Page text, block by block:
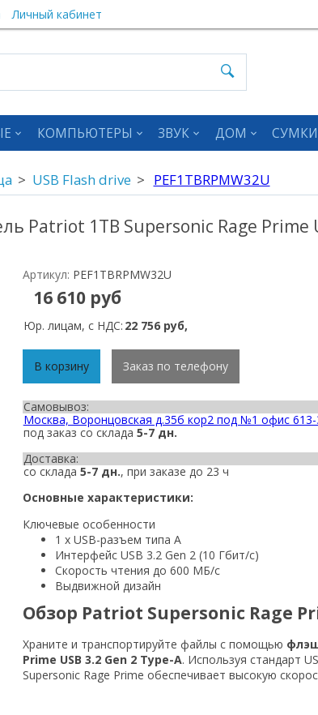
Личный кабинет
КОМПЬЮТЕРЫ ЗВУК ДОМ СУМКИ
USB Flash drive PEF1TBRPMW32U
Patriot 1TB Supersonic Rage Prime
Артикул: PEF1TBRPMW32U
16 610 руб
Юр. лицам, с НДС: 22 756 руб,
В корзину Заказ по телефону
Самовывоз:
Москва, Воронцовская д.35б кор2 под №1 офис 613-
под заказ со склада 5-7 дн.
Доставка:
со склада 5-7 дн., при заказе до 23 ч
Основные характеристики:
Ключевые особенности
1 x USB-разъем типа A
Интерфейс USB 3.2 Gen 2 (10 Гбит/с)
Скорость чтения до 600 МБ/с
Выдвижной дизайн
Обзор Patriot Supersonic Rage
Храните и транспортируйте файлы с помощью
Prime USB 3.2 Gen 2 Type-A. Используя стандарт
Supersonic Rage Prime обеспечивает высокую